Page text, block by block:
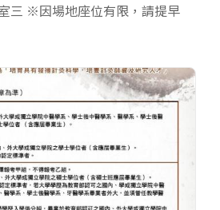
三 ※因場地座位有限，請提早